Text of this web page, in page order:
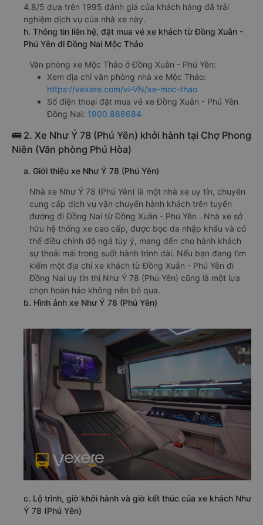
4.8/5 dựa trên 1995 đánh giá của khách hàng đã trải
nghiệm dịch vụ của nhà xe này.
h. Thông tin liên hệ, đặt mua vé xe khách từ Đồng Xuân -
Phú Yên đi Đồng Nai Mộc Thảo
Văn phòng xe Mộc Thảo ở Đồng Xuân - Phú Yên:
Xem địa chỉ văn phòng nhà xe Mộc Thảo:
https://vexere.com/vi-VN/xe-moc-thao
Số điện thoại đặt mua vé xe Đồng Xuân - Phú Yên
Đồng Nai: 1900 888684
🚌 2. Xe Như Ý 78 (Phú Yên) khởi hành tại Chợ Phong
Niên (Văn phòng Phú Hòa)
a. Giới thiệu xe Như Ý 78 (Phú Yên)
Nhà xe Như Ý 78 (Phú Yên) là một nhà xe uy tín, chuyên
cung cấp dịch vụ vận chuyển hành khách trên tuyến
đường đi Đồng Nai từ Đồng Xuân - Phú Yên . Nhà xe sở
hữu hệ thống xe cao cấp, được bọc da nhập khẩu và có
thể điều chỉnh độ ngả tùy ý, mang đến cho hành khách
sự thoải mái trong suốt hành trình dài. Nếu bạn đang tìm
kiếm một địa chỉ xe khách từ Đồng Xuân - Phú Yên đi
Đồng Nai uy tín thì Như Ý 78 (Phú Yên) cũng là một lựa
chọn hoàn hảo không nên bỏ qua.
b. Hình ảnh xe Như Ý 78 (Phú Yên)
c. Lộ trình, giờ khởi hành và giờ kết thúc của xe khách Như
Ý 78 (Phú Yên)